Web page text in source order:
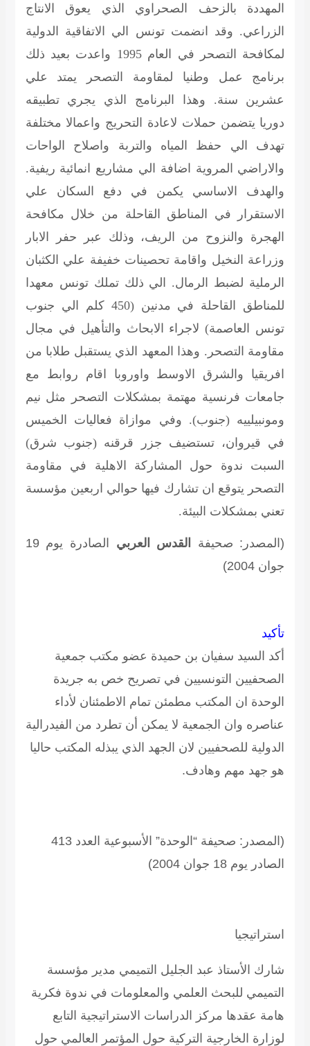
المهددة بالزحف الصحراوي الذي يعوق الانتاج
الزراعي. وقد انضمت تونس الي الاتفاقية الدولية
لمكافحة التصحر في العام 1995 واعدت بعيد ذلك
برنامج عمل وطنيا لمقاومة التصحر يمتد علي
عشرين سنة. وهذا البرنامج الذي يجري تطبيقه
دوريا يتضمن حملات لاعادة التحريج واعمالا مختلفة
تهدف الي حفظ المياه والتربة واصلاح الواحات
والاراضي المروية اضافة الي مشاريع انمائية ريفية.
والهدف الاساسي يكمن في دفع السكان علي
الاستقرار في المناطق القاحلة من خلال مكافحة
الهجرة والنزوح من الريف، وذلك عبر حفر الابار
وزراعة النخيل واقامة تحصينات خفيفة علي الكثبان
الرملية لضبط الرمال. الي ذلك تملك تونس معهدا
للمناطق القاحلة في مدنين (450 كلم الي جنوب
تونس العاصمة) لاجراء الابحاث والتأهيل في مجال
مقاومة التصحر. وهذا المعهد الذي يستقبل طلابا من
افريقيا والشرق الاوسط واوروبا اقام روابط مع
جامعات فرنسية مهتمة بمشكلات التصحر مثل نيم
ومونبيلييه (جنوب). وفي موازاة فعاليات الخميس
في قيروان، تستضيف جزر قرقنه (جنوب شرق)
السبت ندوة حول المشاركة الاهلية في مقاومة
التصحر يتوقع ان تشارك فيها حوالي اربعين مؤسسة
تعني بمشكلات البيئة.
(المصدر: صحيفة القدس العربي
الصادرة يوم 19
جوان 2004)
تأكيد
أكد السيد سفيان بن حميدة عضو مكتب جمعية
الصحفيين التونسيين في تصريح خص به جريدة
الوحدة ان المكتب مطمئن تمام الاطمئنان لأداء
عناصره وان الجمعية لا يمكن أن تطرد من الفيدرالية
الدولية للصحفيين لان الجهد الذي يبذله المكتب حاليا
هو جهد مهم وهادف.
(المصدر: صحيفة “الوحدة” الأسبوعية العدد 413
الصادر يوم 18 جوان 2004)
استراتيجيا
شارك الأستاذ عبد الجليل التميمي مدير مؤسسة
التميمي للبحث العلمي والمعلومات في ندوة فكرية
هامة عقدها مركز الدراسات الاستراتيجية التابع
لوزارة الخارجية التركية حول المؤتمر العالمي حول